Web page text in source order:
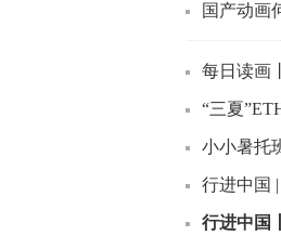
国产动画
每日读画
“三夏
小小暑托
行进中国
行进中国